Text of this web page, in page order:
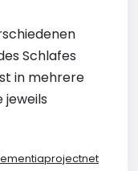
Schlafes
in mehrere
jeweils